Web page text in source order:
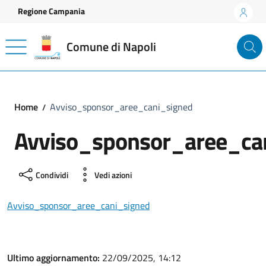
Vai ai contenuti
Vai al footer
Regione Campania
Comune di Napoli
Home Avviso_sponsor_aree_cani_signed
Condividi Vedi azioni
Avviso_sponsor_aree_cani_signed
Ultimo aggiornamento: 22/09/2025, 14:12